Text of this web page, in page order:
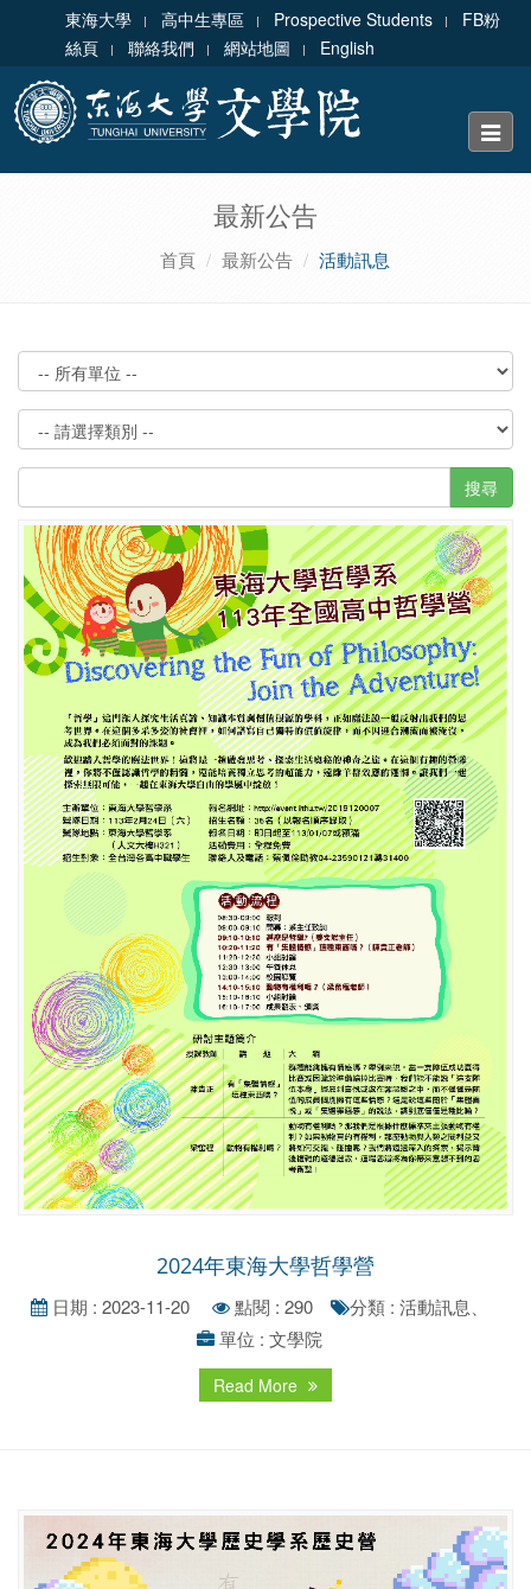
東海大學 高中生專區 Prospective Students
FB粉
絲頁
聯絡我們 網站地圖 English
Toggle
最新公告
首頁 最新公告 活動訊息
搜尋
2024年東海大學哲學營
日期 : 2023-11-20 點閱 : 290
分類 : 活動訊息、
單位 : 文學院
Read More